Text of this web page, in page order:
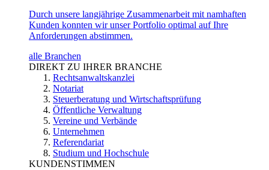
Durch unsere langjährige Zusammenarbeit mit namhaften
Kunden konnten wir unser Portfolio optimal auf Ihre
Anforderungen abstimmen.
alle Branchen
DIREKT ZU IHRER BRANCHE
Rechtsanwaltskanzlei
Notariat
Steuerberatung und Wirtschaftsprüfung
Öffentliche Verwaltung
Vereine und Verbände
Unternehmen
Referendariat
Studium und Hochschule
KUNDENSTIMMEN